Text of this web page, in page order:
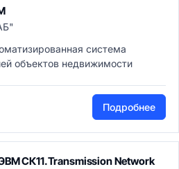
система
объектов недвижимости
Подробнее
СК11.Transmission Network